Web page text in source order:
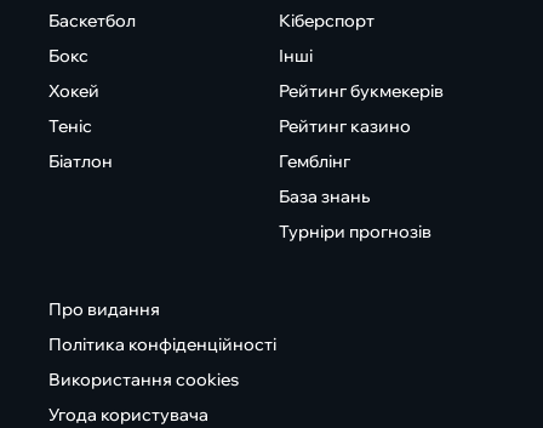
Баскетбол
Бокс
Хокей
Теніс
Біатлон
Кіберспорт
Інші
Рейтинг букмекерів
Рейтинг казино
Гемблінг
База знань
Турніри прогнозів
Про видання
Політика конфіденційності
Використання cookies
Угода користувача